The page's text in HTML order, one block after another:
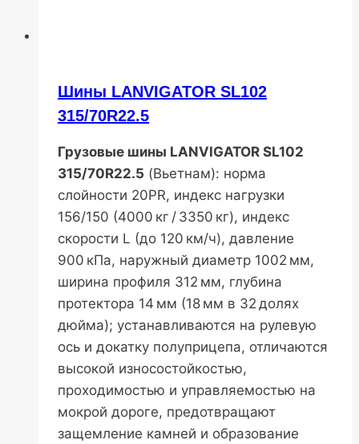
Шины LANVIGATOR SL102
315/70R22.5
Грузовые шины LANVIGATOR SL102
315/70R22.5 (Вьетнам): норма
слойности 20PR, индекс нагрузки
156/150 (4000 кг / 3350 кг), индекс
скорости L (до 120 км/ч), давление
900 кПа, наружный диаметр 1002 мм,
ширина профиля 312 мм, глубина
протектора 14 мм (18 мм в 32 долях
дюйма); устанавливаются на рулевую
ось и докатку полуприцепа, отличаются
высокой износостойкостью,
проходимостью и управляемостью на
мокрой дороге, предотвращают
защемление камней и образование